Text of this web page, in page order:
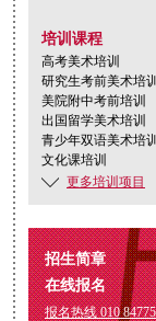
培训课程
高考美术培训
研究生考前美术培训
美院附中考前培训
出国留学美术培训
青少年双语美术培训
文化课培训
更多培训项目
招生简章
在线报名
报名热线 010